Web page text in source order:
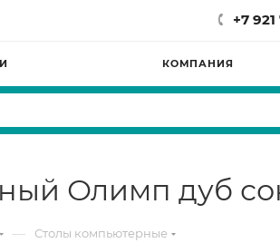
+7
КОМПАНИЯ
Олимп дуб
— Столы компьютерные